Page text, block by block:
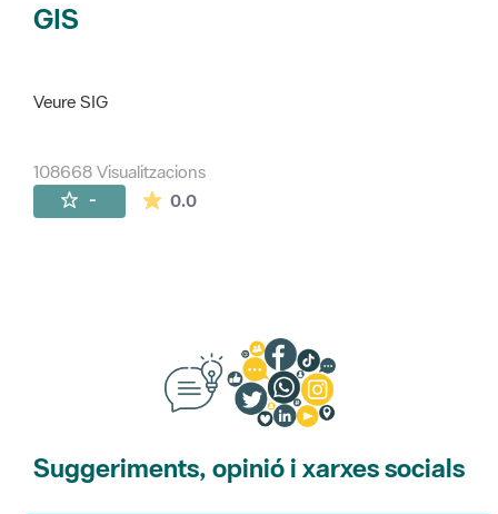
GIS
Veure SIG
108668 Visualitzacions
- 0.0La mitjana de les valoracions és de 0
Suggeriments, opinió i xarxes socials